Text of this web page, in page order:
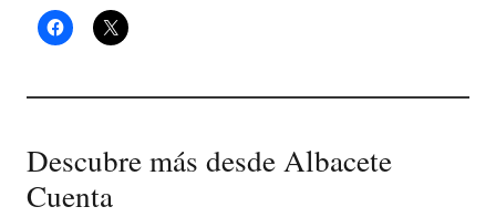
Descubre más desde Albacete
Cuenta